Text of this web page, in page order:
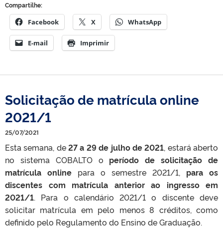
Compartilhe:
Facebook X WhatsApp
E-mail Imprimir
Solicitação de matrícula online
2021/1
25/07/2021
Esta semana, de27 a 29 de julho de 2021, estará aberto
no sistema COBALTO o período de solicitação de
matrícula online para o semestre 2021/1, para os
discentes com matrícula anterior ao ingresso em
2021/1. Para o calendário 2021/1 o discente deve
solicitar matrícula em pelo menos 8 créditos, como
definido pelo Regulamento do Ensino de Graduação.